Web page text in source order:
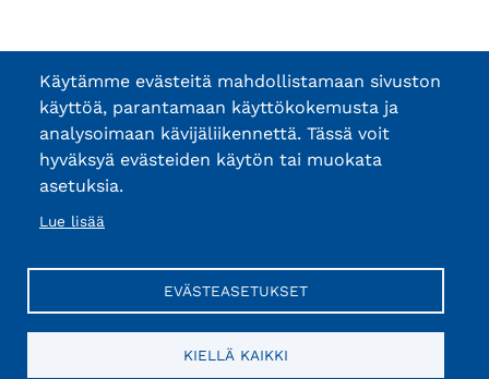
Käytämme evästeitä mahdollistamaan sivuston
käyttöä, parantamaan käyttökokemusta ja
analysoimaan kävijäliikennettä. Tässä voit
hyväksyä evästeiden käytön tai muokata
asetuksia.
Lue lisää
EVÄSTEASETUKSET
KIELLÄ KAIKKI